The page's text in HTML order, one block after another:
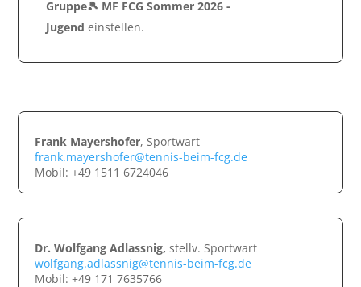
Gruppe🎾 MF FCG Sommer 2026 -
Jugend einstellen.
Frank Mayershofer, Sportwart
frank.mayershofer@tennis-beim-fcg.de
Mobil: +49 1511 6724046
Dr. Wolfgang Adlassnig,stellv. Sportwart
wolfgang.adlassnig@tennis-beim-fcg.de
Mobil: +49 171 7635766